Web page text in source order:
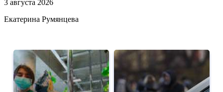
3 августа 2026
Екатерина Румянцева